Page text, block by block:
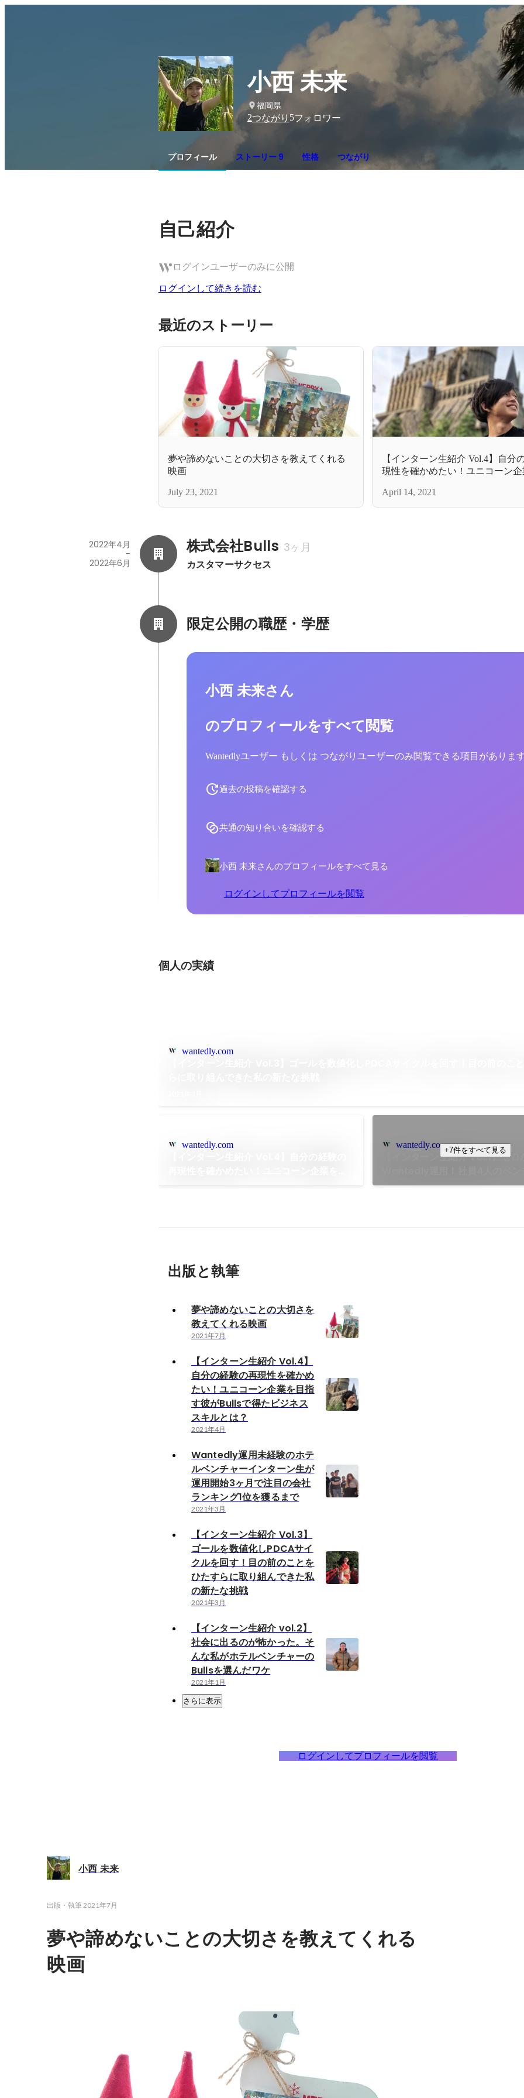
小西 未来
福岡県
2つながり5フォロワー
プロフィール ストーリー 9 性格 つながり
自己紹介
ログインユーザーのみに公開
ログインして続きを読む
最近のストーリー
夢や諦めないことの大切さを教えてくれる
映画
July 23, 2021
【インターン生紹介 Vol.4】自分
現性を確かめたい！ユニコーン
April 14, 2021
株式会社Bulls 3ヶ月
カスタマーサクセス
2022年4月
-
2022年6月
限定公開の職歴・学歴
小西 未来さん
のプロフィールをすべて閲覧
Wantedlyユーザー もしくは つながりユーザーのみ閲覧できる項目がありま
過去の投稿を確認する
共通の知り合いを確認する
小西 未来さんのプロフィールをすべて見る
ログインしてプロフィールを閲覧
個人の実績
wantedly.com
wantedly.com wantedly.com
【インターン生紹介 Vol.1】ゼロ
飛び込んで得たものとは
+7件をすべて見る
出版と執筆
夢や諦めないことの大切さを
教えてくれる映画
2021年7月
【インターン生紹介 Vol.4】
自分の経験の再現性を確かめ
たい！ユニコーン企業を目指
す彼がBullsで得たビジネス
スキルとは？
2021年4月
Wantedly運用未経験のホテ
ルベンチャーインターン生が
運用開始3ヶ月で注目の会社
ランキング1位を獲るまで
2021年3月
【インターン生紹介 Vol.3】
ゴールを数値化しPDCAサイ
クルを回す！目の前のことを
ひたすらに取り組んできた私
の新たな挑戦
2021年3月
【インターン生紹介 vol.2】
社会に出るのが怖かった。そ
んな私がホテルベンチャーの
Bullsを選んだワケ
2021年1月
さらに表示
ログインしてプロフィールを閲覧
小西 未来
出版・執筆2021年7月
夢や諦めないことの大切さを教えてくれる
映画